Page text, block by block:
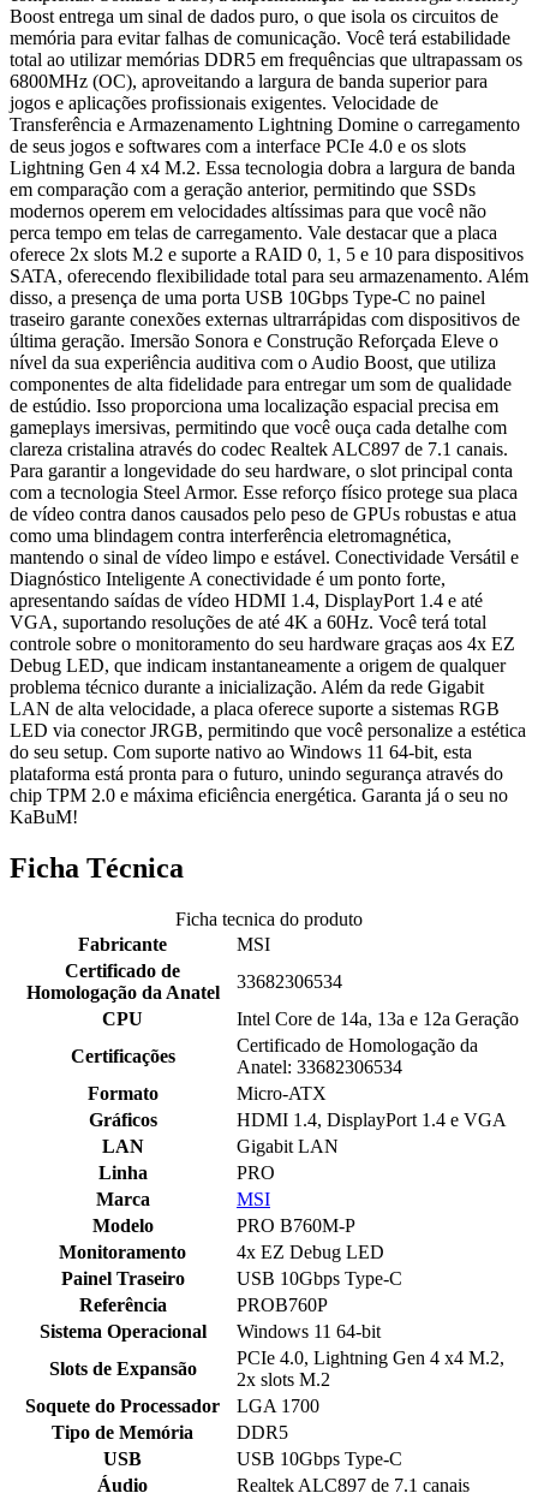
Boost entrega um sinal de dados puro, o que isola os circuitos de
memória para evitar falhas de comunicação. Você terá estabilidade
total ao utilizar memórias DDR5 em frequências que ultrapassam os
6800MHz (OC), aproveitando a largura de banda superior para
jogos e aplicações profissionais exigentes. Velocidade de
Transferência e Armazenamento Lightning Domine o carregamento
de seus jogos e softwares com a interface PCIe 4.0 e os slots
Lightning Gen 4 x4 M.2. Essa tecnologia dobra a largura de banda
em comparação com a geração anterior, permitindo que SSDs
modernos operem em velocidades altíssimas para que você não
perca tempo em telas de carregamento. Vale destacar que a placa
oferece 2x slots M.2 e suporte a RAID 0, 1, 5 e 10 para dispositivos
SATA, oferecendo flexibilidade total para seu armazenamento. Além
disso, a presença de uma porta USB 10Gbps Type-C no painel
traseiro garante conexões externas ultrarrápidas com dispositivos de
última geração. Imersão Sonora e Construção Reforçada Eleve o
nível da sua experiência auditiva com o Audio Boost, que utiliza
componentes de alta fidelidade para entregar um som de qualidade
de estúdio. Isso proporciona uma localização espacial precisa em
gameplays imersivas, permitindo que você ouça cada detalhe com
clareza cristalina através do codec Realtek ALC897 de 7.1 canais.
Para garantir a longevidade do seu hardware, o slot principal conta
com a tecnologia Steel Armor. Esse reforço físico protege sua placa
de vídeo contra danos causados pelo peso de GPUs robustas e atua
como uma blindagem contra interferência eletromagnética,
mantendo o sinal de vídeo limpo e estável. Conectividade Versátil e
Diagnóstico Inteligente A conectividade é um ponto forte,
apresentando saídas de vídeo HDMI 1.4, DisplayPort 1.4 e até
VGA, suportando resoluções de até 4K a 60Hz. Você terá total
controle sobre o monitoramento do seu hardware graças aos 4x EZ
Debug LED, que indicam instantaneamente a origem de qualquer
problema técnico durante a inicialização. Além da rede Gigabit
LAN de alta velocidade, a placa oferece suporte a sistemas RGB
LED via conector JRGB, permitindo que você personalize a estética
do seu setup. Com suporte nativo ao Windows 11 64-bit, esta
plataforma está pronta para o futuro, unindo segurança através do
chip TPM 2.0 e máxima eficiência energética. Garanta já o seu no
KaBuM!
Ficha Técnica
Ficha tecnica do produto
Fabricante
MSI
Certificado de
Homologação da Anatel
33682306534
CPU
Intel Core de 14a, 13a e 12a Geração
Certificações
Certificado de Homologação da
Anatel: 33682306534
Formato
Micro-ATX
Gráficos
HDMI 1.4, DisplayPort 1.4 e VGA
LAN
Gigabit LAN
Linha
PRO
Marca
MSI
Modelo
PRO B760M-P
Monitoramento
4x EZ Debug LED
Painel Traseiro
USB 10Gbps Type-C
Referência
PROB760P
Sistema Operacional
Windows 11 64-bit
Slots de Expansão
PCIe 4.0, Lightning Gen 4 x4 M.2,
2x slots M.2
Soquete do Processador
LGA 1700
Tipo de Memória
DDR5
USB
USB 10Gbps Type-C
Áudio
Realtek ALC897 de 7.1 canais